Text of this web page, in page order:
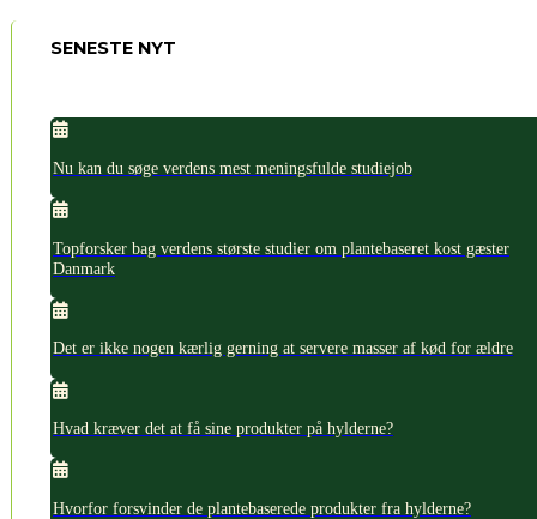
SENESTE NYT
Nu kan du søge verdens mest meningsfulde studiejob
Topforsker bag verdens største studier om plantebaseret kost gæster
Danmark
Det er ikke nogen kærlig gerning at servere masser af kød for ældre
Hvad kræver det at få sine produkter på hylderne?
Hvorfor forsvinder de plantebaserede produkter fra hylderne?